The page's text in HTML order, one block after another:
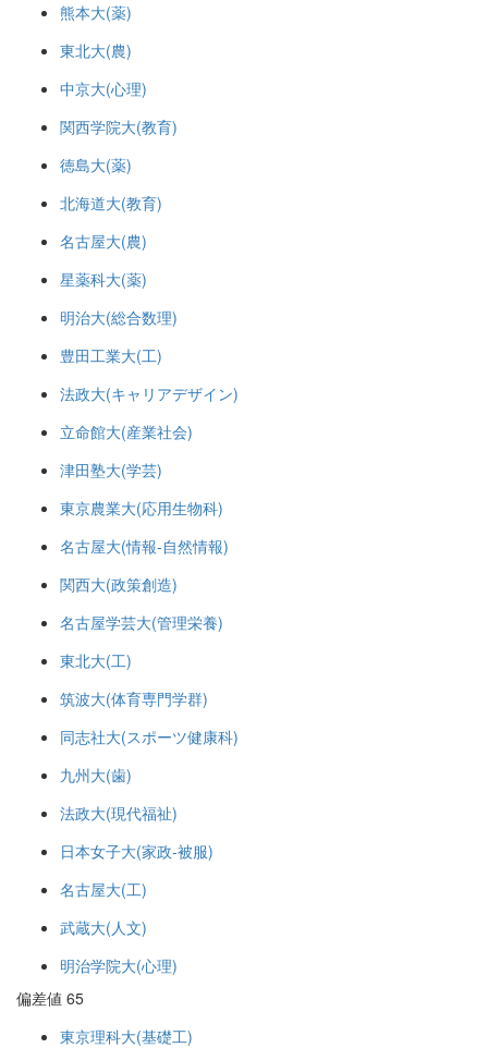
熊本大(薬)
東北大(農)
中京大(心理)
関西学院大(教育)
徳島大(薬)
北海道大(教育)
名古屋大(農)
星薬科大(薬)
明治大(総合数理)
豊田工業大(工)
法政大(キャリアデザイン)
立命館大(産業社会)
津田塾大(学芸)
東京農業大(応用生物科)
名古屋大(情報-自然情報)
関西大(政策創造)
名古屋学芸大(管理栄養)
東北大(工)
筑波大(体育専門学群)
同志社大(スポーツ健康科)
九州大(歯)
法政大(現代福祉)
日本女子大(家政-被服)
名古屋大(工)
武蔵大(人文)
明治学院大(心理)
偏差値 65
東京理科大(基礎工)